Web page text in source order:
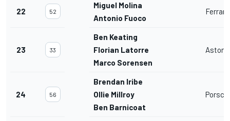
22 52
Miguel Molina
Antonio Fuoco
Ferrari
23 33
Ben Keating
Florian Latorre
Marco Sorensen
Aston
24 56
Brendan Iribe
Ollie Millroy
Ben Barnicoat